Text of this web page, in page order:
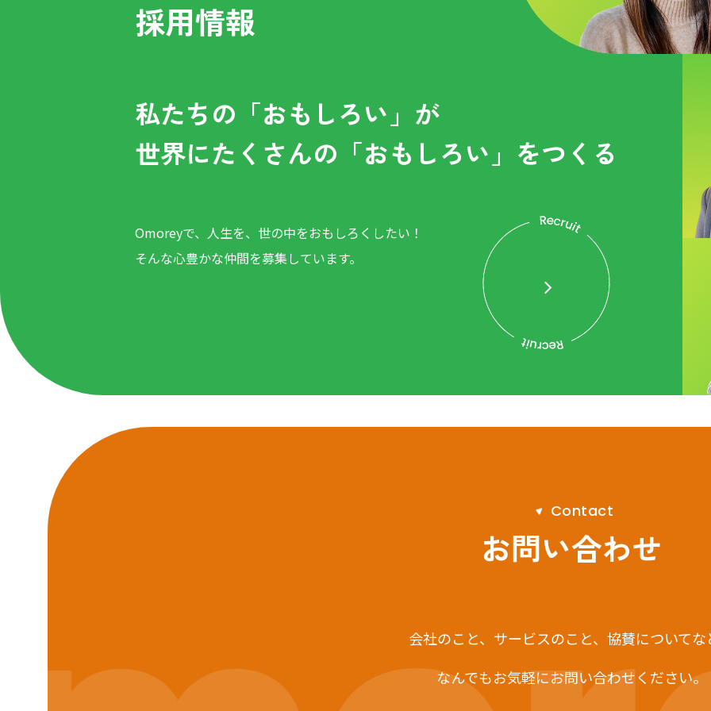
採用情報
私たちの「おもしろい」が
世界にたくさんの 「おもしろい」をつくる
Omoreyで、人生を、世の中をおもしろくしたい！
そんな心豊かな仲間を募集しています。
Contact
お問い合わせ
会社のこと、サービスのこと、 協賛についてな
なんでもお気軽にお問い合わせください。